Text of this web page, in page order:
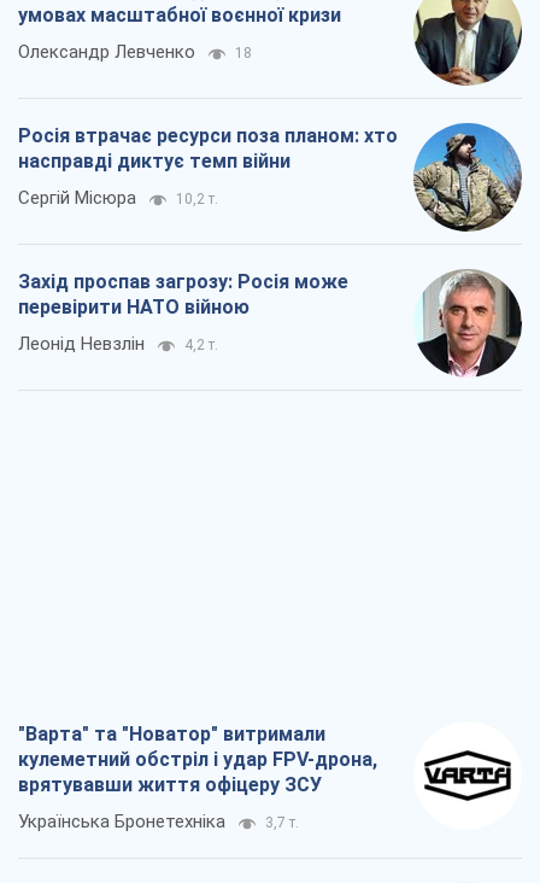
умовах масштабної воєнної кризи
Олександр Левченко 18
Росія втрачає ресурси поза планом: хто
насправді диктує темп війни
Сергій Місюра 10,2 т.
Захід проспав загрозу: Росія може
перевірити НАТО війною
Леонід Невзлін 4,2 т.
"Варта" та "Новатор" витримали
кулеметний обстріл і удар FPV-дрона,
врятувавши життя офіцеру ЗСУ
Українська Бронетехніка 3,7 т.